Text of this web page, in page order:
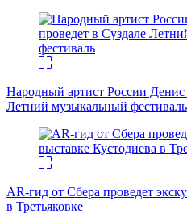
Народный артист России
Летний музыкальный фестиваль
AR-гид от Сбера проведет
в Третьяковке